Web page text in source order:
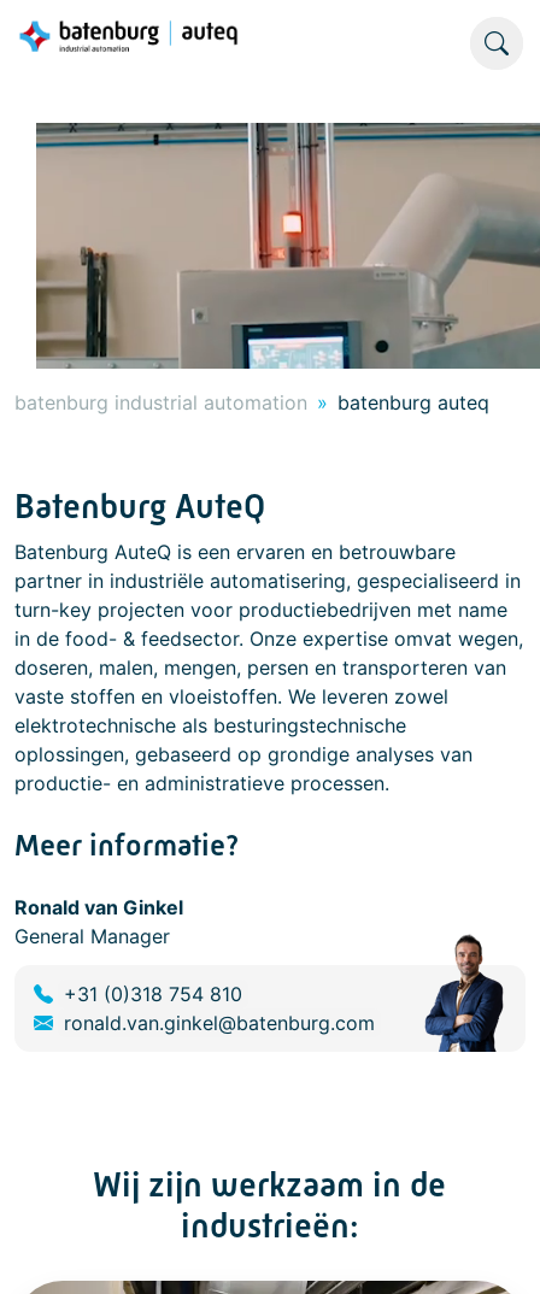
batenburg industrial automation batenburg auteq
Batenburg AuteQ
Batenburg AuteQ is een ervaren en betrouwbare
partner in industriële automatisering, gespecialiseerd in
turn-key projecten voor productiebedrijven met name
in de food- & feedsector. Onze expertise omvat wegen,
doseren, malen, mengen, persen en transporteren van
vaste stoffen en vloeistoffen. We leveren zowel
elektrotechnische als besturingstechnische
oplossingen, gebaseerd op grondige analyses van
productie- en administratieve processen.
Meer informatie?
Ronald van Ginkel
General Manager
+31 (0)318 754 810
ronald.van.ginkel@batenburg.com
Wij zijn werkzaam in de
industrieën: